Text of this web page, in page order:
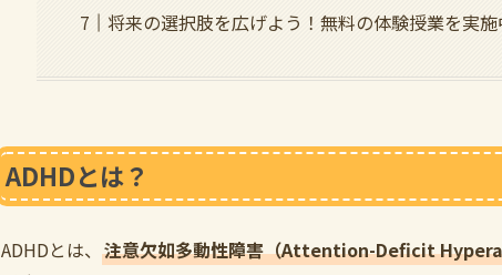
将来の選択肢を広げよう！無料の体験授業を実
ADHDとは？
ADHDとは、 注意欠如多動性障害（Attention-Deficit